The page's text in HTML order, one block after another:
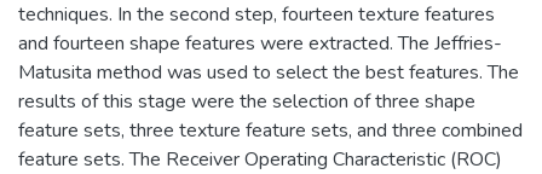
techniques. In the second step, fourteen texture features
and fourteen shape features were extracted. The Jeffries-
Matusita method was used to select the best features. The
results of this stage were the selection of three shape
feature sets, three texture feature sets, and three combined
feature sets. The Receiver Operating Characteristic (ROC)